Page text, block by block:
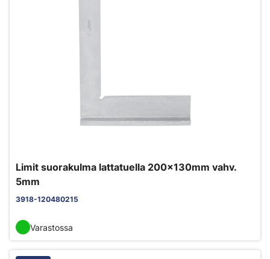
Limit suorakulma lattatuella 200x130mm vahv.
5mm
3918-120480215
Varastossa